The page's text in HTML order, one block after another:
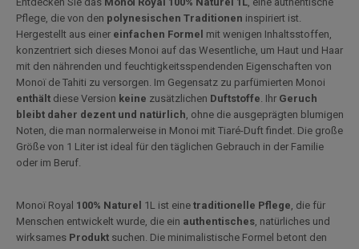
Pflege, die von den polynesischen Traditionen inspiriert ist.
Hergestellt aus einer einfachen Formel mit wenigen Inhaltsstoffen,
konzentriert sich dieses Monoi auf das Wesentliche, um Haut und Haar
mit den nährenden und feuchtigkeitsspendenden Eigenschaften von
Monoï de Tahiti zu versorgen. Im Gegensatz zu parfümierten Monoi
enthält diese Version keine zusätzlichen Duftstoffe . Ihr Geruch
bleibt daher dezent und natürlich , ohne die ausgeprägten blumigen
Noten, die man normalerweise in Monoi mit Tiaré-Duft findet. Die große
Größe von 1 Liter ist ideal für den täglichen Gebrauch in der Familie
oder im Beruf.
Monoï Royal 100% Naturel 1L ist eine traditionelle Pflege , die für
Menschen entwickelt wurde, die ein authentisches , natürliches und
wirksames Produkt suchen. Die minimalistische Formel betont den